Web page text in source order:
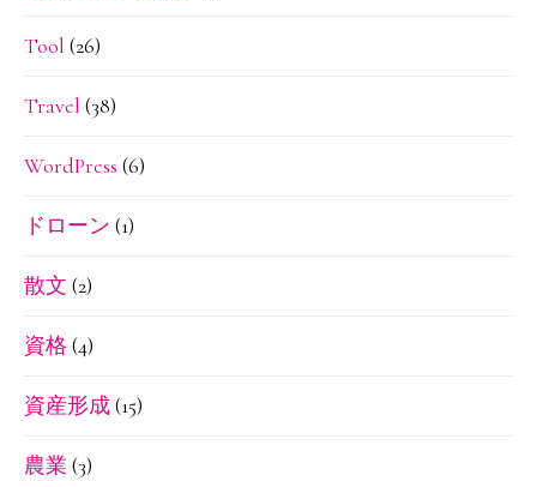
Tool (26)
Travel (38)
WordPress (6)
ドローン (1)
散文 (2)
資格 (4)
資産形成(15)
農業 (3)